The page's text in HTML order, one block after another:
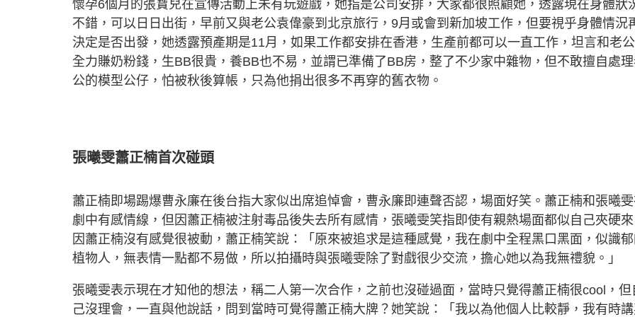
懷孕6個月的張寶兒在宣傳活動上未有玩遊戲，她指是公司安排，大家都很照顧她，透露現在身體狀
不錯，可以日日出街，早前又與老公袁偉豪到北京旅行，9月或會到新加坡工作，但要視乎身體情況
決定是否出發，她透露預產期是11月，如果工作都安排在香港，生產前都可以一直工作，坦言和老
全力賺奶粉錢，生BB很貴，養BB也不易，並謂已準備了BB房，整了不少家中雜物，但不敢擅自處
公的模型公仔，怕被秋後算帳，只為他捐出很多不再穿的舊衣物。
張曦雯蕭正楠首次碰頭
蕭正楠即場踢爆曹永廉在後台指大家似出席追悼會，曹永廉即連聲否認，場面好笑。蕭正楠和張曦
劇中有感情線，但因蕭正楠被注射毒品後失去所有感情，張曦雯笑指即使有親熱場面都似自己夾硬來
因蕭正楠沒有感覺很被動，蕭正楠笑說：「原來被追求是這種感覺，我在劇中全程黑口黑面，似識
植物人，無表情一點都不易做，所以拍攝時與張曦雯除了對戲很少交流，擔心她以為我無禮貌。」
張曦雯表示現在才知他的想法，稱二人第一次合作，之前也沒碰過面，當時只覺得蕭正楠很cool，但
己沒理會，一直與他說話，問到當時可覺得蕭正楠大牌？她笑說：「我以為他個人比較靜，我有時